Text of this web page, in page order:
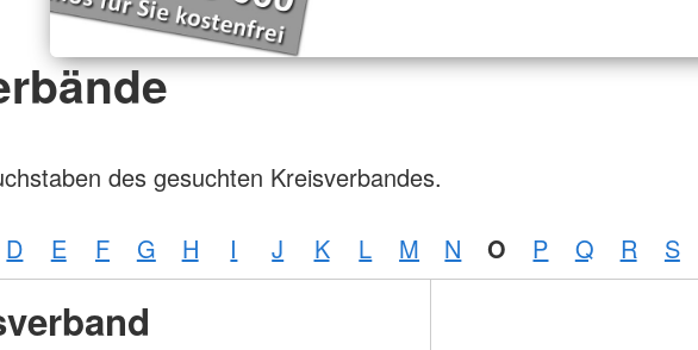
des gesuchten Kreisverbandes.
D E F G H I J K L M N O P Q R S